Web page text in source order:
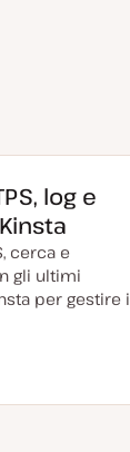
log e
cerca e
gli ultimi
per gestire i